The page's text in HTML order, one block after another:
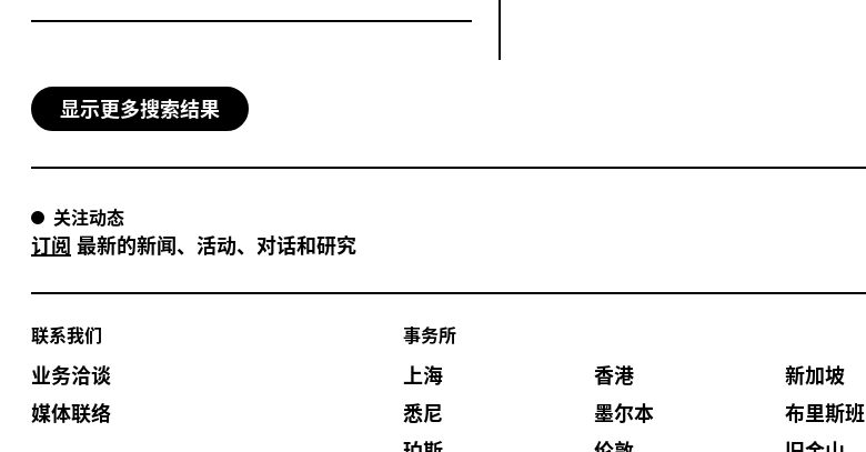
显示更多搜索结果
关注动态
订阅 最新的新闻、活动、对话和研究
联系我们
业务洽谈
媒体联络
事务所
上海 香港
新加坡
悉尼
墨尔本
布里斯班